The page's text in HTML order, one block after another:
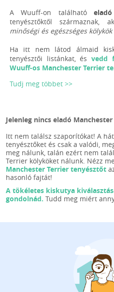
A Wuuff-on található
tenyésztőktől származnak,
minőségi és egészséges
Ha itt nem látod álmaid
tenyésztői listánkat, és vedd
Wuuff-os Manchester Terrier
Tudj meg többet >>
Jelenleg nincs eladó
Itt nem találsz szaporítókat! A
tenyésztőket és csak a valódi,
meg nálunk, talán ezért nem
Terrier kölyköket nálunk. Nézz
Manchester Terrier tenyésztőt
hasonló fajtát!
A tökéletes kiskutya
gondolnád. Tudd meg miért